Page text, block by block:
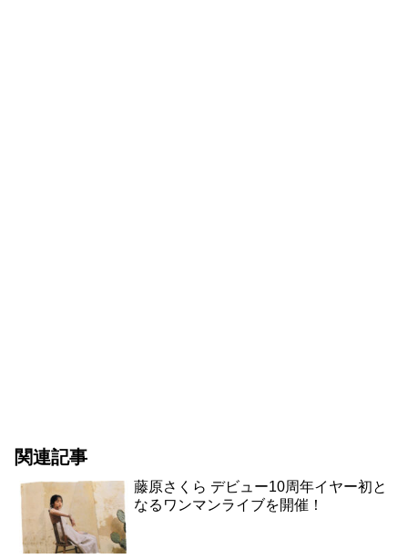
関連記事
藤原さくら デビュー10周年イヤー初と
なるワンマンライブを開催！